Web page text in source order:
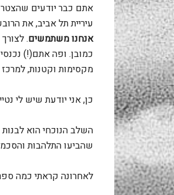
אתם כבר יודעים
עיריית תל אביב, את
אנחנו משתמשים.
כמובן. ופה אתם(!)
מקסימות וקטנות,
כן, אני יודעת שיש לי
השלב הנוכחי הוא
שהביעו התלהבות
לאחרונה קראתי כמה